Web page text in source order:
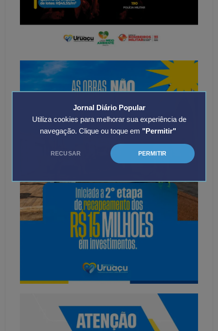
Jornal Diário Popular
Utiliza cookies para melhorar sua experiência de
navegação. Clique ou toque em "Permitir"
RECUSAR PERMITIR